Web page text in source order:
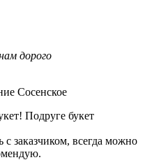
дорого
Сосенское
Подруге букет
с заказчиком, всегда можно